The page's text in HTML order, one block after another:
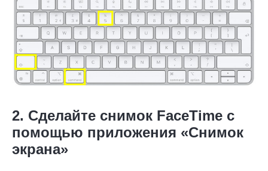
2. Сделайте снимок FaceTime с
помощью приложения «Снимок
экрана»